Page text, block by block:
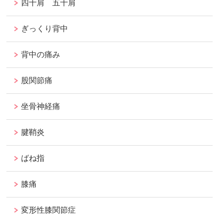
四十肩 五十肩
ぎっくり背中
背中の痛み
股関節痛
坐骨神経痛
腱鞘炎
ばね指
膝痛
変形性膝関節症